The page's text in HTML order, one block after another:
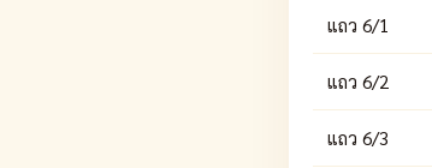
แถว 6/1
แถว 6/2
แถว 6/3